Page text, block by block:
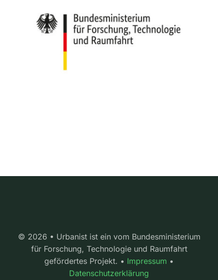
© 2026 • Urbanist ist ein vom Bundesministerium
für Forschung, Technologie und Raumfahrt
gefördertes Projekt. • Impressum •
Datenschutzerklärung